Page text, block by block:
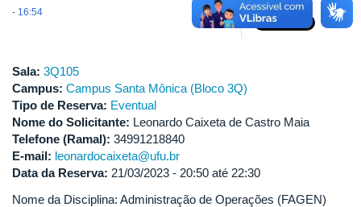
- 16:54
Sala: 3Q105
Campus: Campus Santa Mônica (Bloco 3Q)
Tipo de Reserva: Eventual
Nome do Solicitante: Leonardo Caixeta de Castro Maia
Telefone (Ramal): 34991218840
E-mail: leonardocaixeta@ufu.br
Data da Reserva: 21/03/2023 - 20:50 até 22:30
Nome da Disciplina: Administração de Operações (FAGEN)